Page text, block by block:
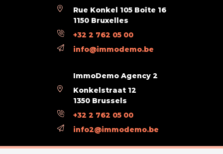
Rue Konkel 105 Boîte 16
1150 Bruxelles
+32 2 762 05 00
info@immodemo.be
ImmoDemo Agency 2
Konkelstraat 12
1350 Brussels
+32 2 762 05 00
info2@immodemo.be